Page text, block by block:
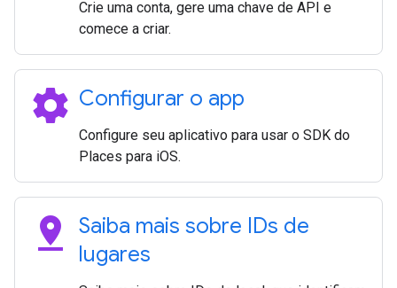
Crie uma conta, gere uma chave de API e
comece a criar.
settings Configurar o app
Configure seu aplicativo para usar o SDK do
Places para iOS.
pin_drop
Saiba mais sobre IDs de
lugares